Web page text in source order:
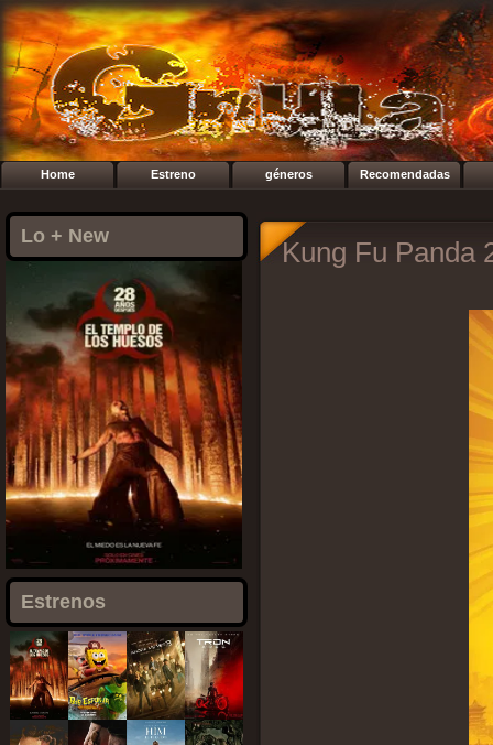
Home Estreno géneros Recomendadas
Lo + New
Estrenos
Kung Fu Panda